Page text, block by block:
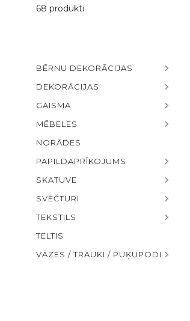
68 produkti
BĒRNU DEKORĀCIJAS
DEKORĀCIJAS
GAISMA
MĒBELES
NORĀDES
PAPILDAPRĪKOJUMS
SKATUVE
SVEČTURI
TEKSTILS
TELTIS
VĀZES / TRAUKI / PUĶUPODI